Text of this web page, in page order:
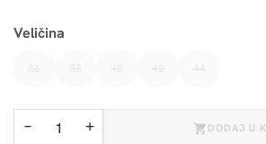
Veličina
− + DODAJ U